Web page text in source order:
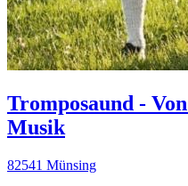
Tromposaund -
Musik
82541 Münsing